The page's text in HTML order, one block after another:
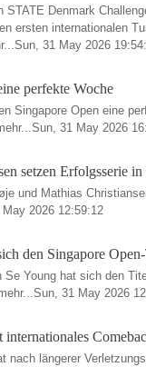
STATE Denmark
ersten internationalen
31 May 2026
perfekte Woche
Singapore Open eine
31 May 2026
setzen Erfolgsserie
und Mathias
2026 12:59:12
den Singapore
Se Young hat sich den
31 May 2026
nach längerer